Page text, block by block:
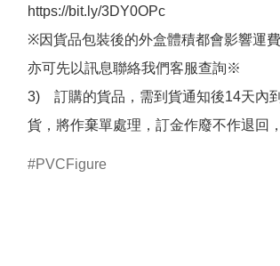
https://bit.ly/3DY0OPc
※因貨品包裝後的外盒體積都會影響運
亦可先以訊息聯絡我們客服查詢※
3)　訂購的貨品，需到貨通知後14天內
貨，將作棄單處理，訂金作廢不作退回
PVCFigure